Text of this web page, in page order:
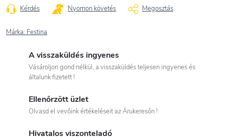
Kérdés Nyomon követés Megosztás
Márka: Festina
A visszaküldés ingyenes
Vásároljon gond nélkül, a visszaküldés teljesen ingyenes és
általunk fizetett !
Ellenőrzött üzlet
Olvasd el vevőink értékeléseit az Árukeresőn !
Hivatalos viszonteladó